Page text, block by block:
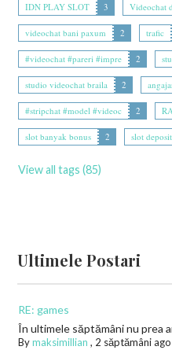
IDN PLAY SLOT 3 Videochat
videochat bani paxum 2 trafic
#videochat #pareri #impre 2
studio videochat braila 2
#stripchat #model #videoc 2
slot banyak bonus 2 slot
View all tags (85)
Ultimele Postari
RE: games
În ultimele săptămâni nu prea
Bymaksimillian , 2 săptămâni ago